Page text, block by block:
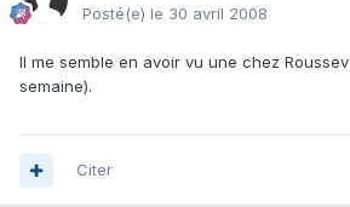
Posté(e) le 30 avril 2008
Il me semble en avoir vu une chez
semaine).
Citer